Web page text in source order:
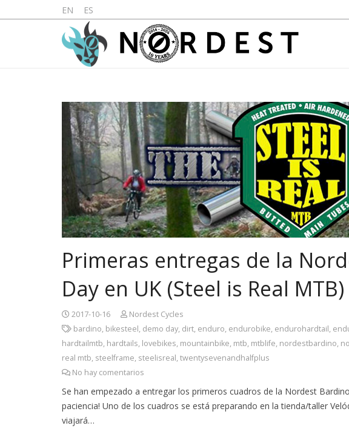
EN ES
Primeras entregas de la
Day en UK (Steel is Real MTB)
2017-10-16
Nordest Cycles
bardino, bikesteel, demo day, dirt, enduro, endurobike, endurohardtail,
hardtailmtb, hardtails, lovebikes, mountainbike, mtb, mtblife, nordestbardino,
real mtb, steelframe, steelisreal, twentysevenandhalfplus
No hay comentarios
Se han empezado a entregar los primeros cuadros de la Nordest
paciencia! Uno de los cuadros se está preparando en la tienda/taller
viajará…